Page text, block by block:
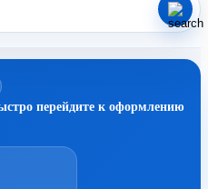
перейдите к оформлению